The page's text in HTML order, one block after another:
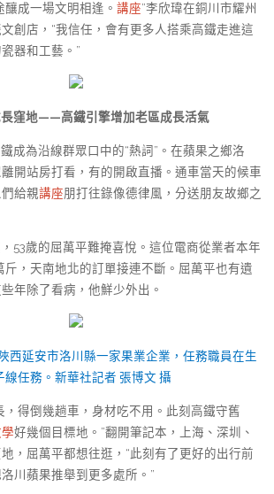
釀成一場文明相逢。 講座”李欣瑋在銅川市耀州
創店，“我信任，會有更多人搭乘高鐵走進這
器和工藝。”
窪地——高鐵引擎增加老區成長活氣
成為沿線群眾口中的“熱詞”。在蘋果之鄉洛
開站房打看，有的開啟直播。通車當天的候車
給親講座朋打往錄像德律風，分送朋友故鄉之
53歲的屈萬平難掩喜悅。這位電商從業者本年
，天南地北的訂單接連不斷。屈萬平也有遺
年除了看病，他鮮少外出。
西延安市洛川縣一家果業企業，任務職員在生
線任務。新華社記者 張博文 攝
，得倒幾趟車，身材吃不用。此刻高鐵守舊
好幾個目標地。”翻開筆記本，上海、深圳、
，屈萬平都想往逛，“此刻有了更好的出行前
川蘋果推舉到更多處所。”